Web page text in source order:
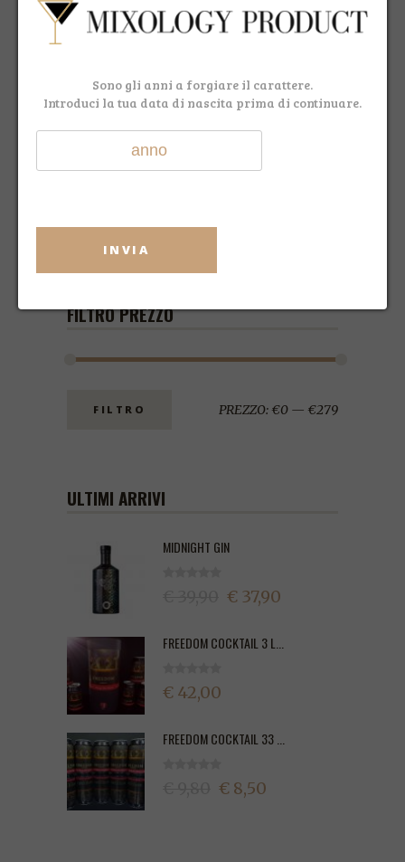
ANGOSTURA AROMATIC BITTERS 20 CL
FILTRO PREZZO
FILTRO PREZZO: €0 — €279
ULTIMI ARRIVI
MIDNIGHT GIN
€ 37,90
FREEDOM COCKTAIL 3 L...
€ 42,00
FREEDOM COCKTAIL 33 ...
€ 8,50
Sono gli anni a forgiare il carattere.
Introduci la tua data di nascita prima di continuare.
INVIA